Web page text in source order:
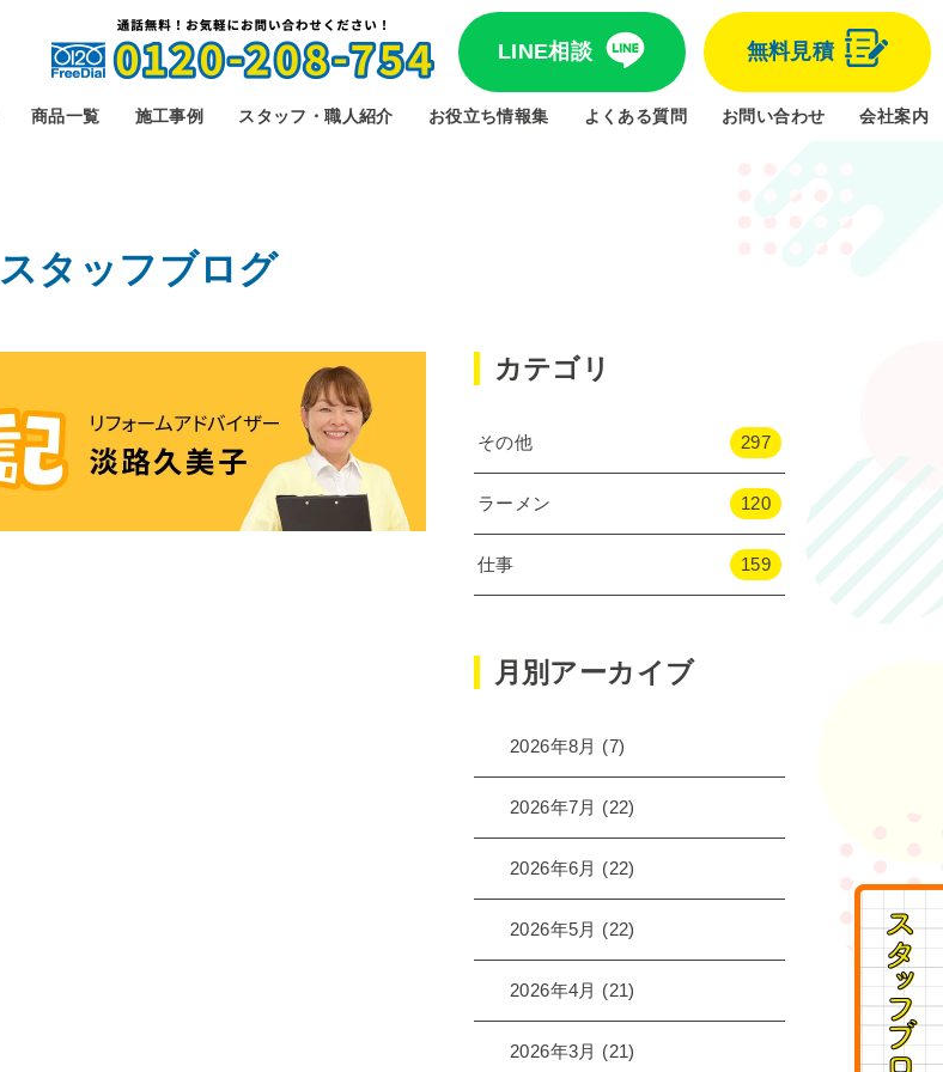
LINE相談 無料見積
商品一覧 施工事例 スタッフ・職人紹介 お役立ち情報集 よくある質問 お問い合わせ 会社案内
スタッフブログ
カテゴリ
その他 297
ラーメン 120
仕事 159
月別アーカイブ
2026年8月 (7)
2026年7月 (22)
2026年6月 (22)
2026年5月 (22)
2026年4月 (21)
2026年3月 (21)